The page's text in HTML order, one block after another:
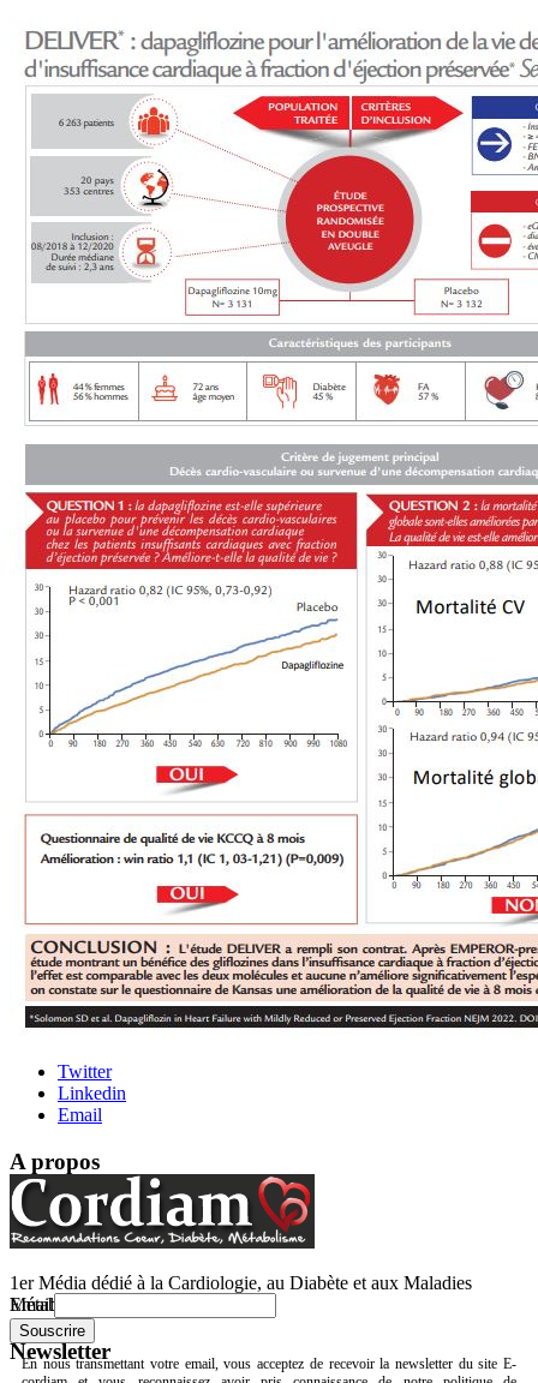
Twitter
Linkedin
Email
A propos
1er Média dédié à la Cardiologie, au Diabète et aux Maladies
Métaboliques.
Newsletter
Email
En nous transmettant votre email, vous acceptez de recevoir la newsletter du site E-